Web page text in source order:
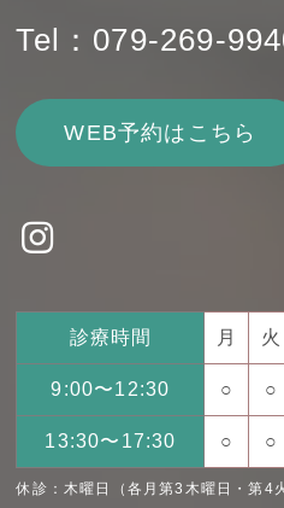
Tel：079-269-
WEB予約はこちら
診療時間 月 火
9:00〜12:30 ○ ○
13:30〜17:30 ○ ○
休診：木曜日（各月第3木曜日・第4